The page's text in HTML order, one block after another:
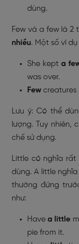
dùng.
Few và a few là 2
nhiều. Một số ví
She kept a
was over.
Few creatures
Lưu ý: Có thể
lượng. Tuy nhiên,
chế sử dụng.
Little có nghĩa
dùng. A little
thường đứng
như:
Havea little
pie from it.